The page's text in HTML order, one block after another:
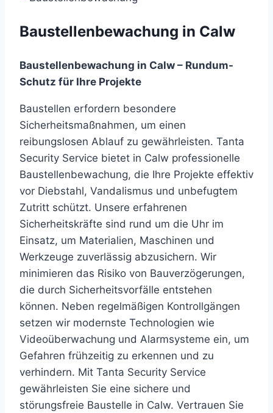
Baustellenbewachung in Calw
Baustellenbewachung in Calw – Rundum-
Schutz für Ihre Projekte
Baustellen erfordern besondere
Sicherheitsmaßnahmen, um einen
reibungslosen Ablauf zu gewährleisten. Tanta
Security Service bietet in Calw professionelle
Baustellenbewachung, die Ihre Projekte effektiv
vor Diebstahl, Vandalismus und unbefugtem
Zutritt schützt. Unsere erfahrenen
Sicherheitskräfte sind rund um die Uhr im
Einsatz, um Materialien, Maschinen und
Werkzeuge zuverlässig abzusichern. Wir
minimieren das Risiko von Bauverzögerungen,
die durch Sicherheitsvorfälle entstehen
können. Neben regelmäßigen Kontrollgängen
setzen wir modernste Technologien wie
Videoüberwachung und Alarmsysteme ein, um
Gefahren frühzeitig zu erkennen und zu
verhindern. Mit Tanta Security Service
gewährleisten Sie eine sichere und
störungsfreie Baustelle in Calw. Vertrauen Sie